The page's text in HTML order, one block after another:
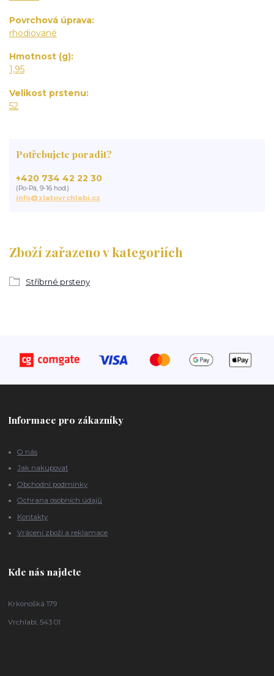
Povrchová úprava
rhodiované
Hmotnost (g)
1,95
Velikost prstenu
52
Zboží zařazeno v kategoriích
Stříbrné prsteny
Potřebujete poradit?
+420 734 42 22 30
(Po-Pá, 9-16 hod.)
info@zlatovrchlabi.cz
Informace pro zákazníky
O nás
Jak nakupovat
Obchodní podmínky
Ochrana osobních údajů
Kontakty
Vrácení zboží a reklamace
Kde nás najdete
Krkonošká 179
Vrchlabí, 543 01